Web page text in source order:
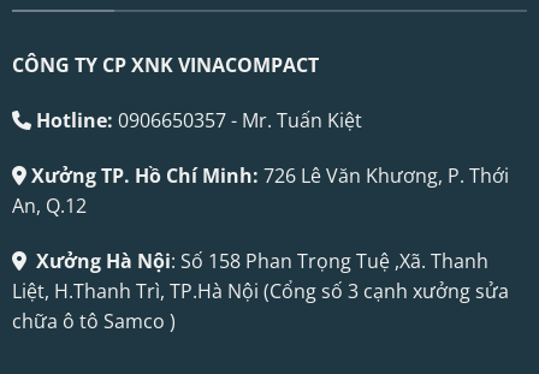
CÔNG TY CP XNK VINACOMPACT
Hotline: 0906650357 - Mr. Tuấn Kiệt
Xưởng TP. Hồ Chí Minh: 726 Lê Văn Khương, P. Thới
An, Q.12
Xưởng Hà Nội: Số 158 Phan Trọng Tuệ ,Xã. Thanh
Liệt, H.Thanh Trì, TP.Hà Nội (Cổng số 3 cạnh xưởng sửa
chữa ô tô Samco )